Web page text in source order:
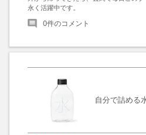
永く活躍中です。
0件のコメント
自分で詰める